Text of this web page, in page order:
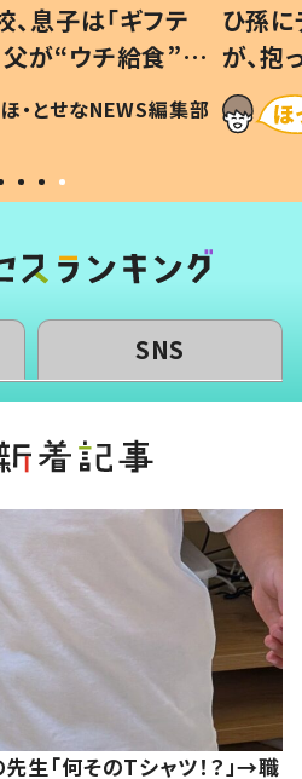
息子は「ギフテ
が“ウチ給食”を
とは #令和の親
ほ・とせなNEWS編集部
ひ孫
が、
「涙が
い」
SNS
生「何そのTシャツ！？」→職